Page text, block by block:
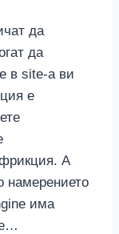
да
да
в site-а ви
е
А
намерението
има